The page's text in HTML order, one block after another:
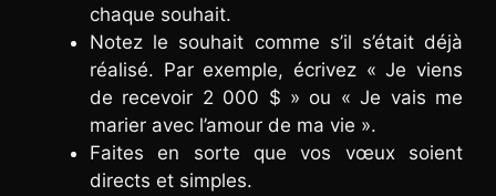
chaque souhait.
Notez le souhait comme s’il s’était déjà
réalisé. Par exemple, écrivez « Je viens
de recevoir 2 000 $ » ou « Je vais me
marier avec l’amour de ma vie ».
Faites en sorte que vos vœux soient
directs et simples.